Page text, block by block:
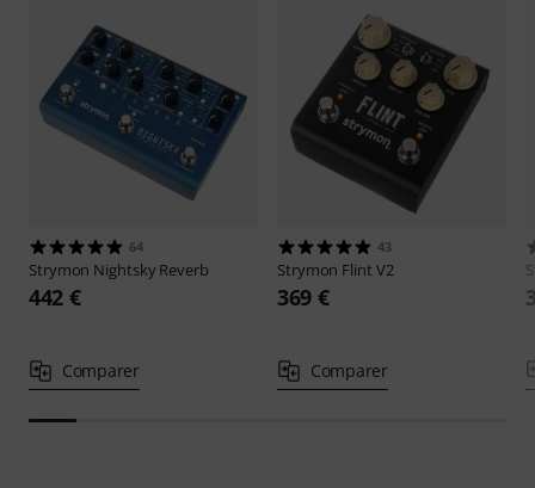
64
Strymon Nightsky Reverb
442 €
Comparer
43
Strymon Flint V2
369 €
Comparer